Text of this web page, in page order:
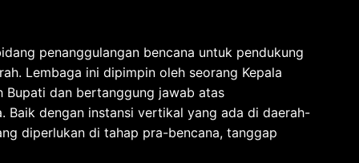
penanggulangan bencana untuk pendukung
Lembaga ini dipimpin oleh seorang Kepala
Bupati dan bertanggung jawab atas
Baik dengan instansi vertikal yang ada di daerah-
diperlukan di tahap pra-bencana, tanggap